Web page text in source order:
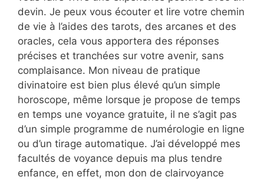
devin. Je peux vous écouter et lire votre chemin
de vie à l’aides des tarots, des arcanes et des
oracles, cela vous apportera des réponses
précises et tranchées sur votre avenir, sans
complaisance. Mon niveau de pratique
divinatoire est bien plus élevé qu’un simple
horoscope, même lorsque je propose de temps
en temps une voyance gratuite, il ne s’agit pas
d’un simple programme de numérologie en ligne
ou d’un tirage automatique. J’ai développé mes
facultés de voyance depuis ma plus tendre
enfance, en effet, mon don de clairvoyance